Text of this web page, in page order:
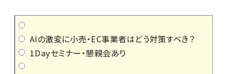
AIの激変に小売・EC事業者はどう対策すべき？
1Dayセミナー・懇親会あり